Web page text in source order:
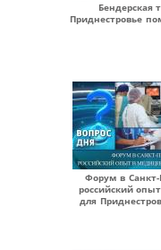
Бендерская
Приднестровье
Форум в Санкт-
российский
для